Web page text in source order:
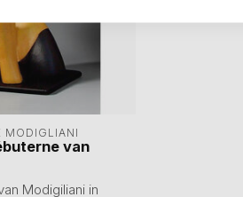
MODIGLIANI
van
Modigiliani in